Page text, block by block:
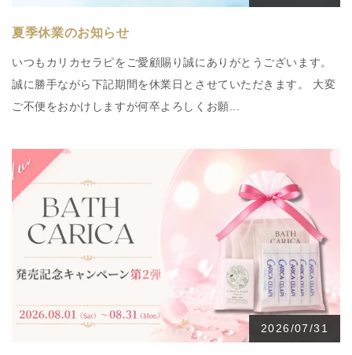
夏季休業のお知らせ
いつもカリカセラピをご愛顧賜り誠にありがとうございます。
誠に勝手ながら下記期間を休業日とさせていただきます。 大変
ご不便をおかけしますが何卒よろしくお願...
2026/07/31